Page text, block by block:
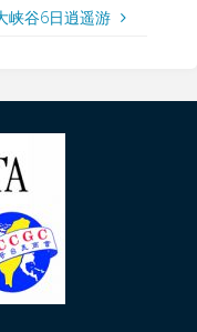
峡谷6日逍遥游